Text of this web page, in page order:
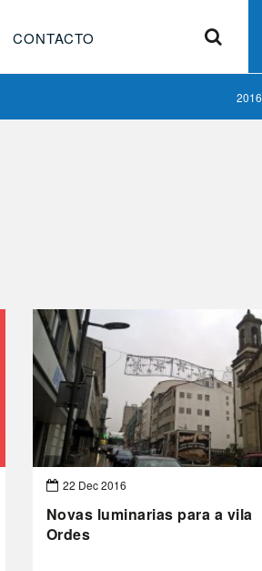
Buscar
CONTACTO
2016
22 Dec 2016
Novas luminarias para a vila
Ordes